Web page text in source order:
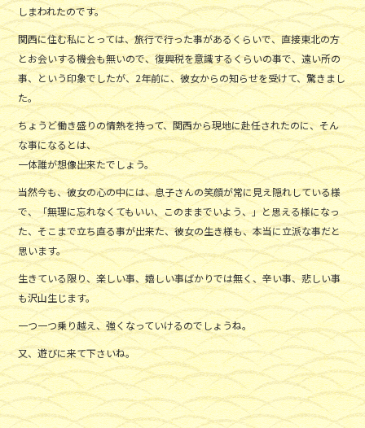
しまわれたのです。
関西に住む私にとっては、旅行で行った事があるくらいで、直接東北の方
とお会いする機会も無いので、復興税を意識するくらいの事で、遠い所の
事、という印象でしたが、2年前に、彼女からの知らせを受けて、驚きまし
た。
ちょうど働き盛りの情熱を持って、関西から現地に赴任されたのに、そん
な事になるとは、
一体誰が想像出来たでしょう。
当然今も、彼女の心の中には、息子さんの笑顔が常に見え隠れしている様
で、「無理に忘れなくてもいい、このままでいよう、」と思える様になっ
た、そこまで立ち直る事が出来た、彼女の生き様も、本当に立派な事だと
思います。
生きている限り、楽しい事、嬉しい事ばかりでは無く、辛い事、悲しい事
も沢山生じます。
一つ一つ乗り越え、強くなっていけるのでしょうね。
又、遊びに来て下さいね。